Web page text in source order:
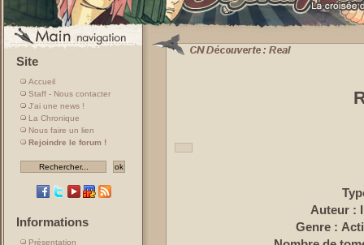
Site
Accueil
Staff - Nous contacter
J'ai une news !
La Chronique
Nous faire un lien
Rejoindre le forum !
Informations
Présentation
Auteur :
Genre :